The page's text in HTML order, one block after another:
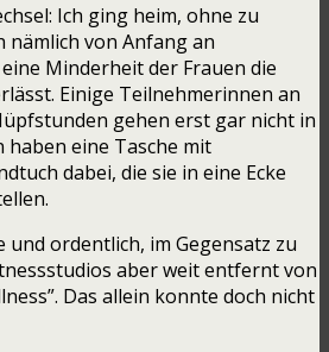
Ich ging heim, ohne zu
nämlich von Anfang an
Minderheit der Frauen die
Einige Teilnehmerinnen an
gehen erst gar nicht in
haben eine Tasche mit
dabei, die sie in eine Ecke
und ordentlich, im Gegensatz zu
aber weit entfernt von
Das allein konnte doch nicht